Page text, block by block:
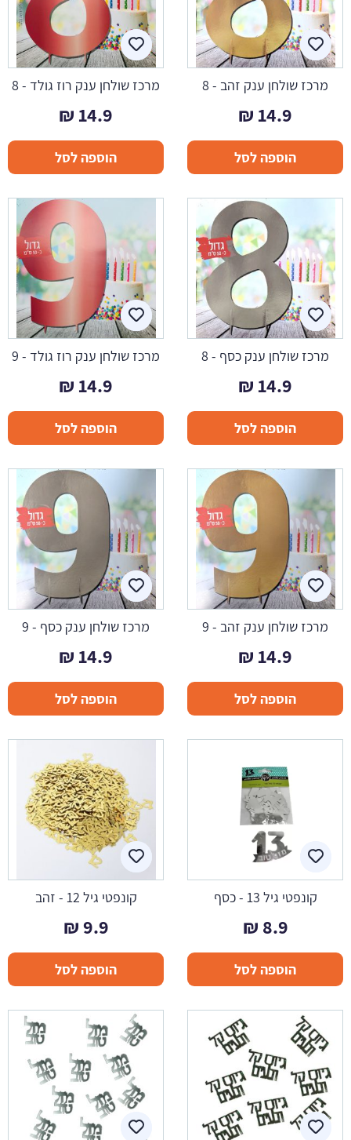
מרכז שולחן ענק זהב - 8
14.9
₪
הוספה לסל
מרכז שולחן ענק רוז גולד - 8
14.9
₪
הוספה לסל
מרכז שולחן ענק כסף - 8
14.9
₪
הוספה לסל
מרכז שולחן ענק רוז גולד - 9
14.9
₪
הוספה לסל
מרכז שולחן ענק זהב - 9
14.9
₪
הוספה לסל
מרכז שולחן ענק כסף - 9
14.9
₪
הוספה לסל
קונפטי גיל 13 - כסף
8.9
₪
הוספה לסל
קונפטי גיל 12 - זהב
9.9
₪
הוספה לסל